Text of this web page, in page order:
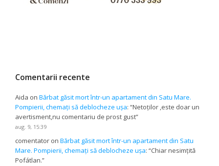
Comentarii recente
Aida onBărbat găsit mort într-un apartament din Satu Mare.
Pompierii, chemați să deblocheze ușa: “Netoților ,este doar un
avertisment,nu comentariu de prost gust”
aug. 9, 15:39
comentator onBărbat găsit mort într-un apartament din Satu
Mare. Pompierii, chemați să deblocheze ușa: “Chiar nesimțită
Pofátlan.”